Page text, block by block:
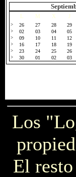
M X J
> 26 27 28 29
> 02 03 04 05
> 09 10 11 12
> 16 17 18 19
> 23 24 25 26
> 30 01 02 03
Los
El resto